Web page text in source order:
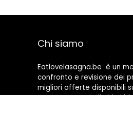
Chi siamo
Eatlovelasagna.be è un
confronto e revisione dei
migliori offerte disponibili
aggiornato con gli ultimi